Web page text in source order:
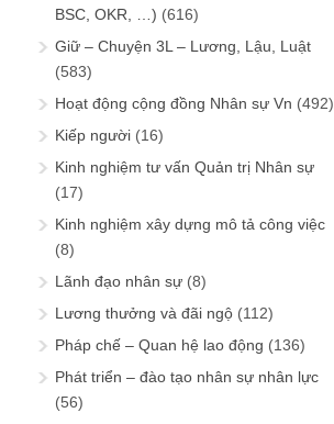
BSC, OKR, …) (616)
Giữ – Chuyện 3L – Lương, Lậu, Luật
(583)
Hoạt động cộng đồng Nhân sự Vn (492)
Kiếp người (16)
Kinh nghiệm tư vấn Quản trị Nhân sự
(17)
Kinh nghiệm xây dựng mô tả công việc
(8)
Lãnh đạo nhân sự (8)
Lương thưởng và đãi ngộ (112)
Pháp chế – Quan hệ lao động (136)
Phát triển – đào tạo nhân sự nhân lực
(56)